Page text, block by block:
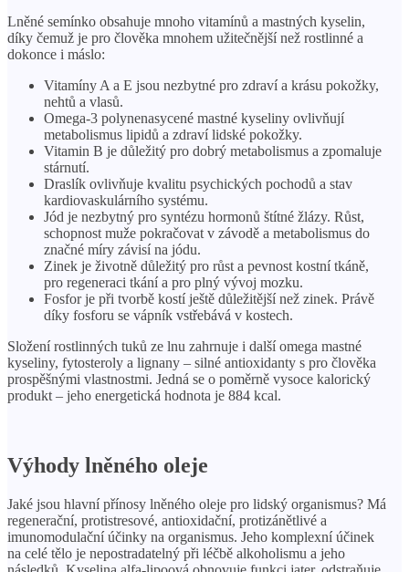
Lněné semínko obsahuje mnoho vitamínů a mastných kyselin,
díky čemuž je pro člověka mnohem užitečnější než rostlinné a
dokonce i máslo:
Vitamíny A a E jsou nezbytné pro zdraví a krásu pokožky,
nehtů a vlasů.
Omega-3 polynenasycené mastné kyseliny ovlivňují
metabolismus lipidů a zdraví lidské pokožky.
Vitamin B je důležitý pro dobrý metabolismus a zpomaluje
stárnutí.
Draslík ovlivňuje kvalitu psychických pochodů a stav
kardiovaskulárního systému.
Jód je nezbytný pro syntézu hormonů štítné žlázy. Růst,
schopnost muže pokračovat v závodě a metabolismus do
značné míry závisí na jódu.
Zinek je životně důležitý pro růst a pevnost kostní tkáně,
pro regeneraci tkání a pro plný vývoj mozku.
Fosfor je při tvorbě kostí ještě důležitější než zinek. Právě
díky fosforu se vápník vstřebává v kostech.
Složení rostlinných tuků ze lnu zahrnuje i další omega mastné
kyseliny, fytosteroly a lignany – silné antioxidanty s pro člověka
prospěšnými vlastnostmi. Jedná se o poměrně vysoce kalorický
produkt – jeho energetická hodnota je 884 kcal.
Výhody lněného oleje
Jaké jsou hlavní přínosy lněného oleje pro lidský organismus? Má
regenerační, protistresové, antioxidační, protizánětlivé a
imunomodulační účinky na organismus. Jeho komplexní účinek
na celé tělo je nepostradatelný při léčbě alkoholismu a jeho